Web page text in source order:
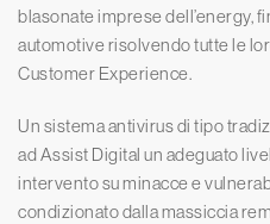
blasonate imprese dell’energy,
automotive risolvendo tutte le
Customer Experience.
Un sistema antivirus di tipo
ad Assist Digital un adeguato
intervento su minacce e
condizionato dalla massiccia